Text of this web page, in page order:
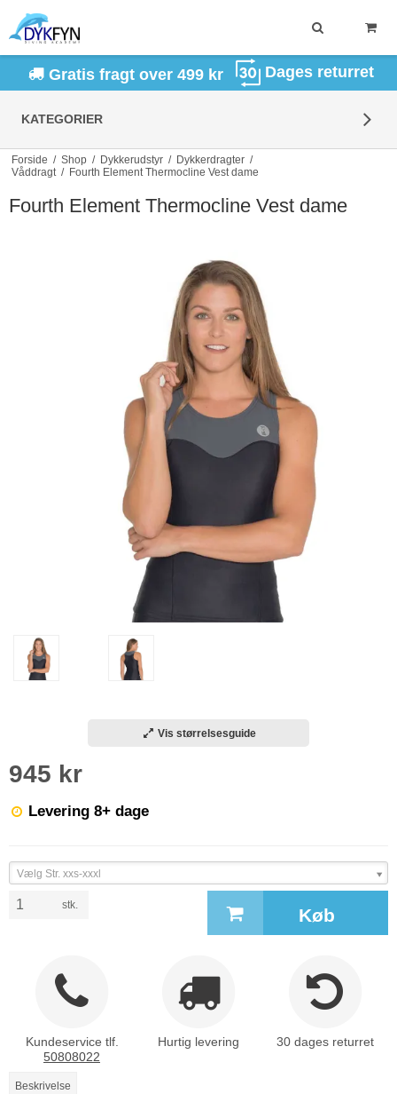
Gratis fragt over 499 kr Dages returret
KATEGORIER
Forside / Shop / Dykkerudstyr / Dykkerdragter /
Våddragt / Fourth Element Thermocline Vest dame
Fourth Element Thermocline Vest dame
Vis størrelsesguide
945 kr
Levering 8+ dage
Vælg Str. xxs-xxxl
stk. Køb
Kundeservice tlf.
50808022
Hurtig levering 30 dages returret
Beskrivelse